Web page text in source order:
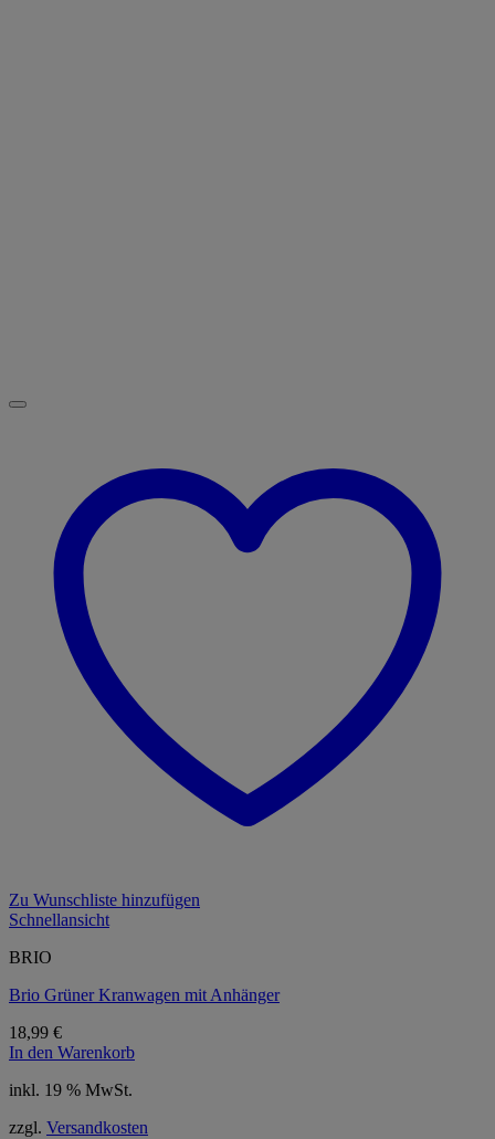
Zu Wunschliste hinzufügen
Schnellansicht
BRIO
Brio Grüner Kranwagen mit Anhänger
18,99 €
In den Warenkorb
inkl. 19 % MwSt.
zzgl. Versandkosten